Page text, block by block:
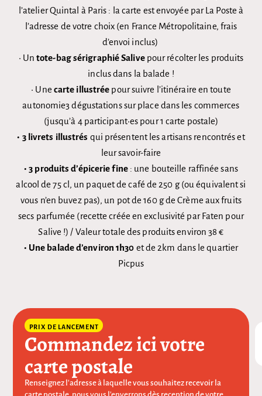
l’atelier Quintal à Paris : la carte est envoyée par La Poste à
l’adresse de votre choix (en France Métropolitaine, frais
d’envoi inclus)
• Untote-bag sérigraphié Salivepour récolter les produits
inclus dans la balade !
• Une carte illustrée pour suivre l’itinéraire en toute
autonomie3 dégustations sur place dans les commerces
(jusqu’à 4 participant•es pour 1 carte postale)
• 3 livrets illustrés qui présentent les artisans rencontrés et
leur savoir-faire
• 3 produits d’épicerie fine: une bouteille raffinée sans
alcool de 75 cl, un paquet de café de 250 g (ou équivalent si
vous n’en buvez pas), un pot de 160 g de Crème aux fruits
secs parfumée (recette créée en exclusivité par Faten pour
Salive !) / Valeur totale des produits environ 38 €
• Une balade d’environ 1h30 et de 2km dans le quartier
Picpus
PRIX DE LANCEMENT
Commandez ici votre
carte postale
Renseignez l'adresse à laquelle vous souhaitez recevoir la